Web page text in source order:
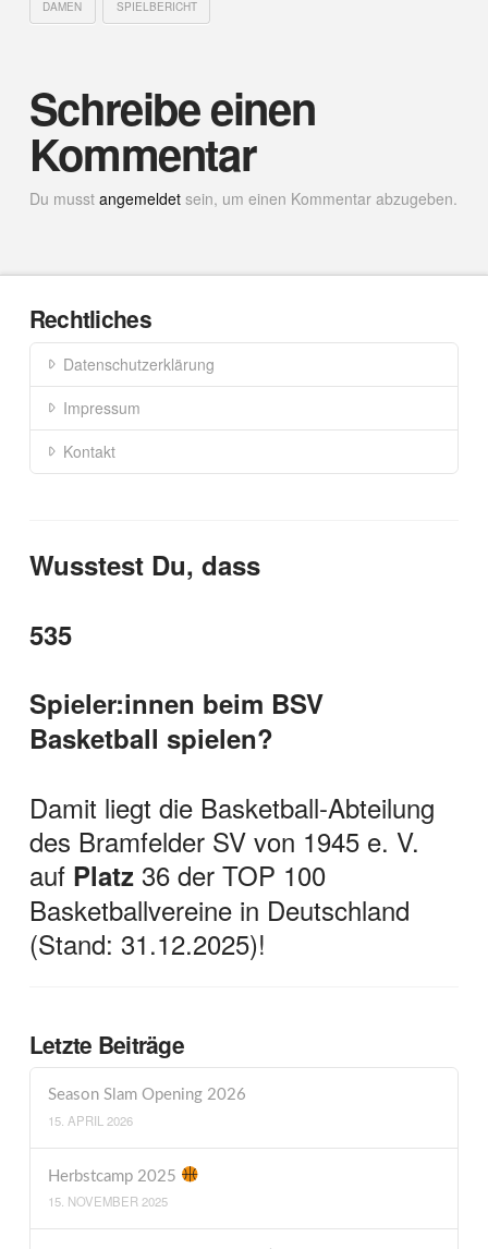
DAMEN SPIELBERICHT
Schreibe einen
Kommentar
Du musst angemeldetsein, um einen Kommentar abzugeben.
Rechtliches
Datenschutzerklärung
Impressum
Kontakt
Wusstest Du, dass
535
Spieler:innen beim BSV
Basketball spielen?
Damit liegt die Basketball-Abteilung
des Bramfelder SV von 1945 e. V.
auf Platz 36 der TOP 100
Basketballvereine in Deutschland
(Stand: 31.12.2025)!
Letzte Beiträge
Season Slam Opening 2026
15. APRIL 2026
Herbstcamp 2025
15. NOVEMBER 2025